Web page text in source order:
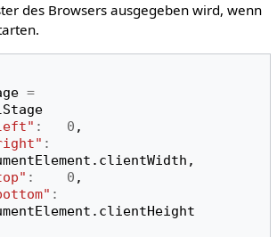
des Browsers ausgegeben wird, wenn
=
: 0 ,
:
. clientWidth ,
: 0 ,
:
. clientHeight